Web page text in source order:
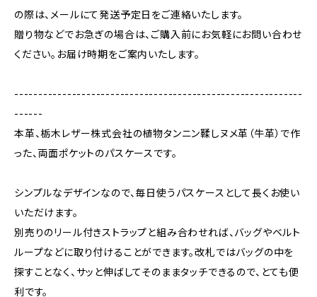
の際は、メールにて発送予定日をご連絡いたします。
贈り物などでお急ぎの場合は、ご購入前にお気軽にお問い合わせ
ください。お届け時期をご案内いたします。
------------------------------------------------------------
------
本革、栃木レザー株式会社の植物タンニン鞣しヌメ革（牛革）で作
った、両面ポケットのパスケースです。
シンプルなデザインなので、毎日使うパスケースとして長くお使い
いただけます。
別売りのリール付きストラップと組み合わせれば、バッグやベルト
ループなどに取り付けることができます。改札ではバッグの中を
探すことなく、サッと伸ばしてそのままタッチできるので、とても便
利です。